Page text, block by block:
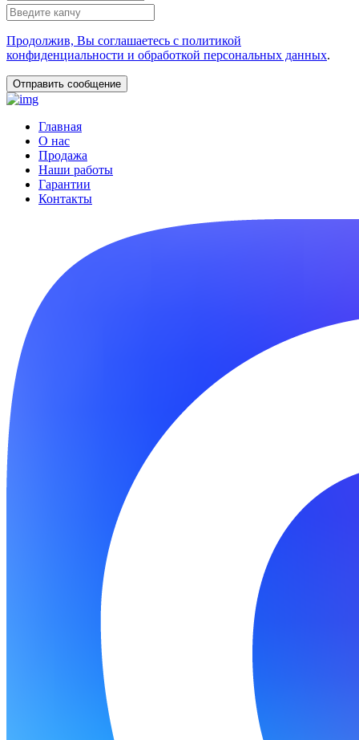
Продолжив, Вы соглашаетесь с политикой
конфиденциальности и обработкой персональных данных.
Главная
О нас
Продажа
Наши работы
Гарантии
Контакты